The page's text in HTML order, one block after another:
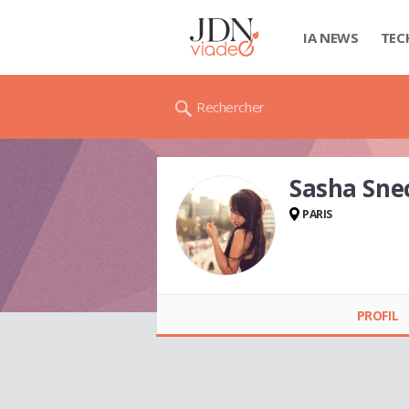
IA NEWS
Rechercher
Sasha Sneck
TSHIMANGA
Sasha
PARIS
PROFIL